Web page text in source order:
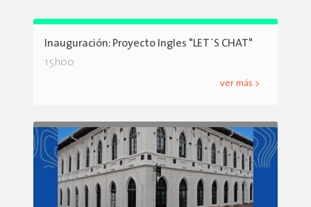
Inauguración: Proyecto Ingles "LET´S CHAT"
15h00
ver más >